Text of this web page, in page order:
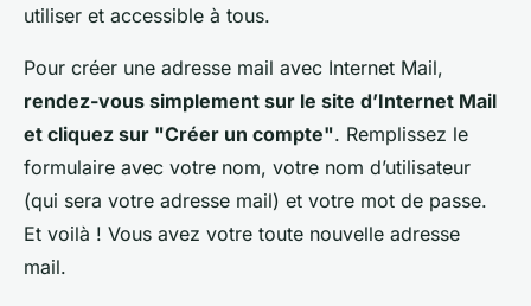
utiliser et accessible à tous.
Pour créer une adresse mail avec Internet Mail,
rendez-vous simplement sur le site d’Internet Mail
et cliquez sur "Créer un compte". Remplissez le
formulaire avec votre nom, votre nom d’utilisateur
(qui sera votre adresse mail) et votre mot de passe.
Et voilà ! Vous avez votre toute nouvelle adresse
mail.